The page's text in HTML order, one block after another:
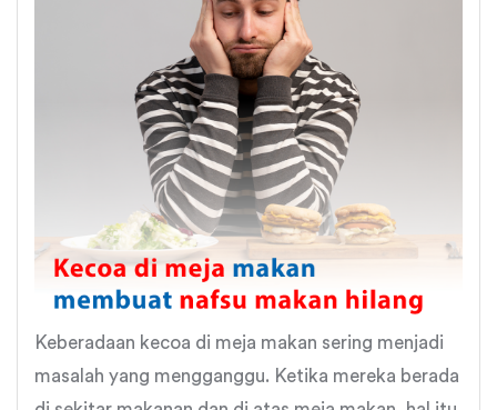
Keberadaan kecoa di meja makan sering menjadi
masalah yang mengganggu. Ketika mereka berada